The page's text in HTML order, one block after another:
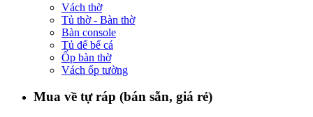
Vách thờ
Tủ thờ - Bàn thờ
Bàn console
Tủ để bể cá
Ốp bàn thờ
Vách ốp tường
Mua về tự ráp (bán sẵn, giá rẻ)